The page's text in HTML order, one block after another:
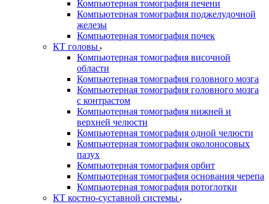
Компьютерная томография печени
Компьютерная томография поджелудочной
железы
Компьютерная томография почек
КТ головы
Компьютерная томография височной
области
Компьютерная томография головного мозга
Компьютерная томография головного мозга
с контрастом
Компьютерная томография нижней и
верхней челюсти
Компьютерная томография одной челюсти
Компьютерная томография околоносовых
пазух
Компьютерная томография орбит
Компьютерная томография основания черепа
Компьютерная томография ротоглотки
КТ костно-суставной системы